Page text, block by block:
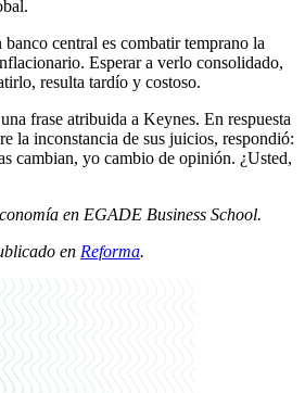
central es combatir temprano la
Esperar a verlo consolidado,
resulta tardío y costoso.
frase atribuida a Keynes. En respuesta
la inconstancia de sus juicios, respondió:
cambian, yo cambio de opinión. ¿Usted,
en EGADE Business School.
en Reforma.